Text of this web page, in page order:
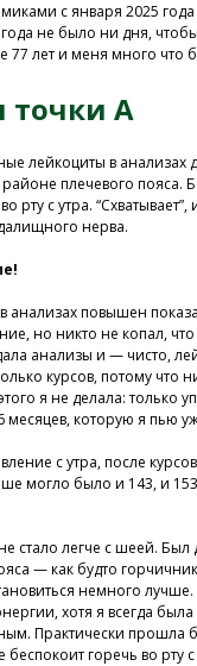
с января 2025
не было ни дня,
лет и меня много что
точки А
лейкоциты в анализах
плечевого пояса.
рту с утра.
нерва.
анализах повышен
но никто не копал,
анализы и — чисто,
курсов, потому что
я не делала: только
месяцев, которую я пью
с утра, после
могло было и 143, и
стало легче с шеей. Был
— как будто
немного лучше.
хотя я всегда
Практически прошла
горечь во рту с